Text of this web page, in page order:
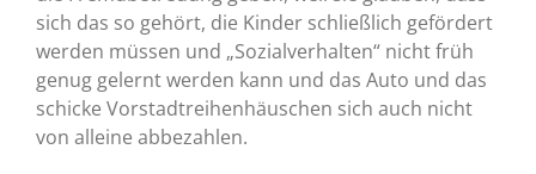
sich das so gehört, die Kinder schließlich gefördert
werden müssen und „Sozialverhalten“ nicht früh
genug gelernt werden kann und das Auto und das
schicke Vorstadtreihenhäuschen sich auch nicht
von alleine abbezahlen.